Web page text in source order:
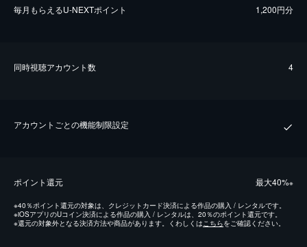
毎⽉もらえるU-NEXTポイント 1,200円分
同時視聴アカウント数 4
アカウントごとの機能制限設定
ポイント還元 最⼤40%※
※40％ポイント還元の対象は、クレジットカード決済による作品の購入 / レンタルです。
※iOSアプリのUコイン決済による作品の購入 / レンタルは、20％のポイント還元です。
※還元の対象外となる決済方法や商品があります。くわしくはこちらをご確認ください。